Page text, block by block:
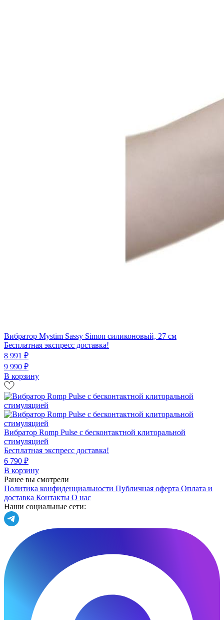
Вибратор Mystim Sassy Simon силиконовый, 27 см
Бесплатная экспресс доставка!
8 991 ₽
9 990 ₽
В корзину
Вибратор Romp Pulse с бесконтактной клиторальной
стимуляцией
Бесплатная экспресс доставка!
6 790 ₽
В корзину
Ранее вы смотрели
Политика конфиденциальности Публичная оферта Оплата и
доставка Контакты О нас
Наши социальные сети: